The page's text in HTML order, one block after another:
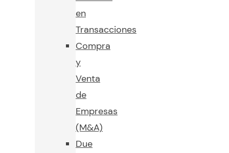
en
Transacciones
Compra
y
Venta
de
Empresas
(M&A)
Due